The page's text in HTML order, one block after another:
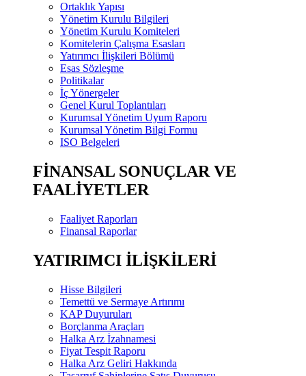
Ortaklık Yapısı
Yönetim Kurulu Bilgileri
Yönetim Kurulu Komiteleri
Komitelerin Çalışma Esasları
Yatırımcı İlişkileri Bölümü
Esas Sözleşme
Politikalar
İç Yönergeler
Genel Kurul Toplantıları
Kurumsal Yönetim Uyum Raporu
Kurumsal Yönetim Bilgi Formu
ISO Belgeleri
FİNANSAL SONUÇLAR VE
FAALİYETLER
Faaliyet Raporları
Finansal Raporlar
YATIRIMCI İLİŞKİLERİ
Hisse Bilgileri
Temettü ve Sermaye Artırımı
KAP Duyuruları
Borçlanma Araçları
Halka Arz İzahnamesi
Fiyat Tespit Raporu
Halka Arz Geliri Hakkında